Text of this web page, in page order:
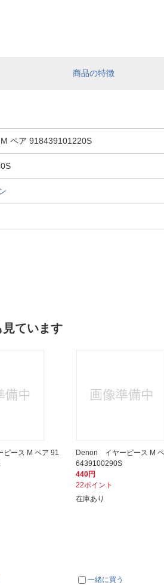
商品の特徴
ペア 918439101220S
ています
ース M ペア 91
Denon イヤーピース M
6439100290S
440円
22ポイント
在庫あり
一緒に買う